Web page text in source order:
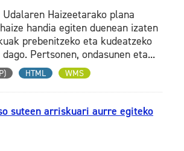
Udalaren Haizeetarako plana
handia egiten duenean izaten
prebenitzeko eta kudeatzeko
Pertsonen, ondasunen eta...
HTML WMS
suteen arriskuari aurre egiteko